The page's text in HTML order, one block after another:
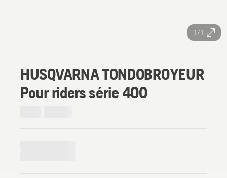
1/1
HUSQVARNA TONDOBROYEUR
Pour riders série 400